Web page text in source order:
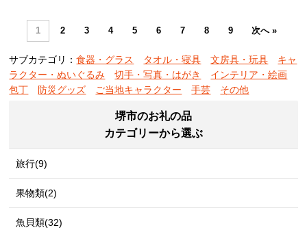
1 2 3 4 5 6 7 8 9 次へ »
サブカテゴリ：食器・グラス タオル・寝具 文房具・玩具
キャ
ラクター・ぬいぐるみ
切手・写真・はがき
インテリア・絵画
包丁
防災グッズ ご当地キャラクター 手芸 その他
堺市のお礼の品
カテゴリーから選ぶ
旅行(9)
果物類(2)
魚貝類(32)